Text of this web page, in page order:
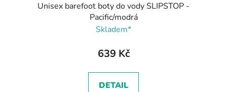
Unisex barefoot boty do vody SLIPSTOP -
Pacific/modrá
Skladem*
639 Kč
DETAIL